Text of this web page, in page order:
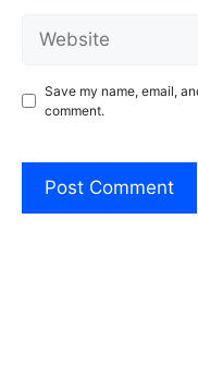
Save my name, email,
comment.